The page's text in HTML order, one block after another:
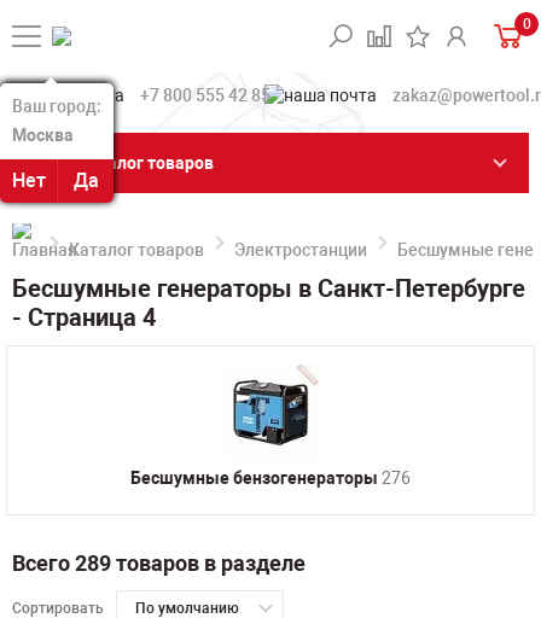
Ваш город:
Москва
Нет Да
Ваш город:
Москва
Нет Да
0
+7 800 555 42 85
Каталог товаров
Каталог товаров Электростанции Бесшумные
Бесшумные генераторы в Санкт-Петербурге
- Страница 4
Бесшумные бензогенераторы 276
Всего 289 товаров в разделе
Сортировать По умолчанию